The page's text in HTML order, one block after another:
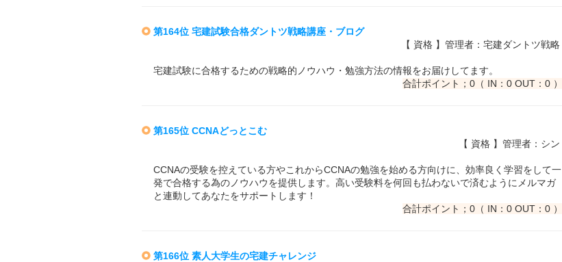
第164位 宅建試験合格ダントツ戦略講座・ブログ
【 資格 】管理者：宅建ダントツ戦略
宅建試験に合格するための戦略的ノウハウ・勉強方法の情報をお届けしてます。
合計ポイント；0（ IN：0 OUT：0 ）
第165位 CCNAどっとこむ
【 資格 】管理者：シン
CCNAの受験を控えている方やこれからCCNAの勉強を始める方向けに、効率良く学習をして一
発で合格する為のノウハウを提供します。高い受験料を何回も払わないで済むようにメルマガ
と連動してあなたをサポートします！
合計ポイント；0（ IN：0 OUT：0 ）
第166位 素人大学生の宅建チャレンジ